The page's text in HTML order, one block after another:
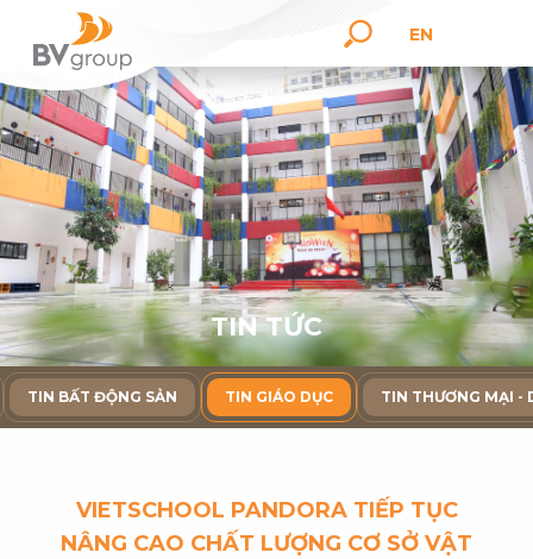
EN
TIN TỨC
TIN BẤT ĐỘNG SẢN TIN GIÁO DỤC TIN THƯƠNG MẠI -
VIETSCHOOL PANDORA TIẾP TỤC
NÂNG CAO CHẤT LƯỢNG CƠ SỞ VẬT